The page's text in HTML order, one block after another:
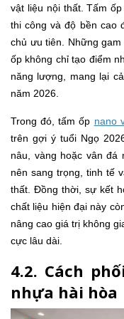
vật liệu nội thất. Tấm ốp
thi công và độ bền cao
chủ ưu tiên. Những
ốp không chỉ tạo điểm
năng lượng, mang lại
năm 2026.
Trong đó, tấm ốp nano
trên gợi ý tuổi Ngọ
nâu, vàng hoặc vân đá
nên sang trọng, tinh tế
thất. Đồng thời, sự kết
chất liệu hiện đại này
nâng cao giá trị không
cực lâu dài.
4.2. Cách
nhựa hài hòa